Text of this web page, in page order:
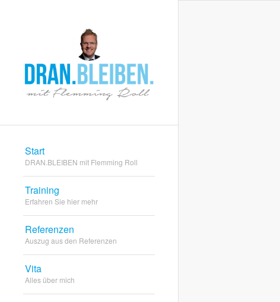
Start
DRAN.BLEIBEN mit Flemming Roll
Training
Erfahren Sie hier mehr
Referenzen
Auszug aus den Referenzen
Vita
Alles über mich